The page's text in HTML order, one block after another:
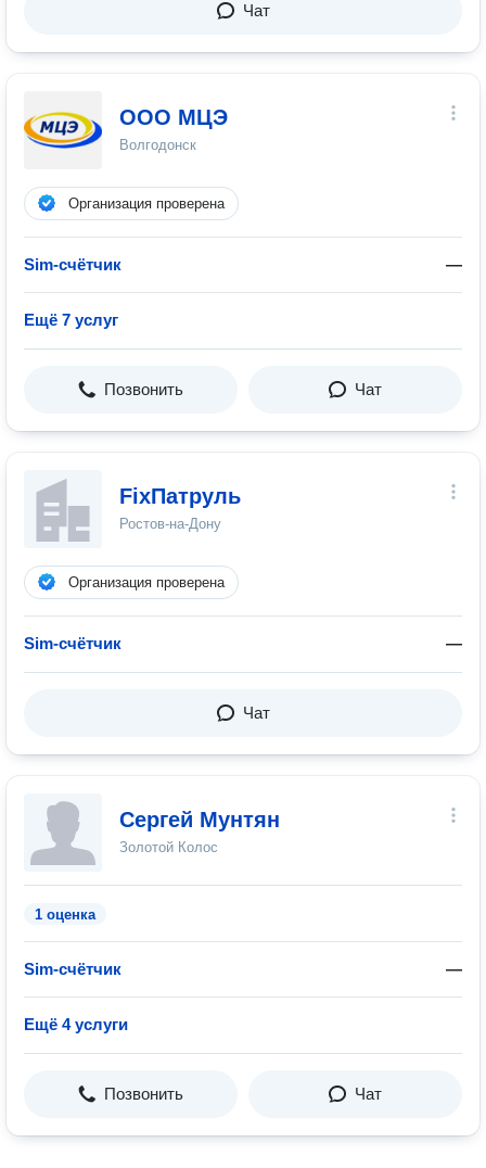
Чат
ООО МЦЭ
Волгодонск
Организация проверена
Sim-счётчик —
Ещё 7 услуг
Позвонить Чат
FixПатруль
Ростов-на-Дону
Организация проверена
Sim-счётчик —
Чат
Сергей Мунтян
Золотой Колос
1 оценка
Sim-счётчик —
Ещё 4 услуги
Позвонить Чат